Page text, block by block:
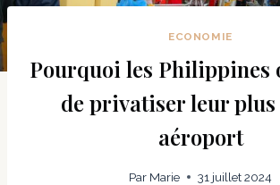
ECONOMIE
Pourquoi les Philippines
de privatiser leur
aéroport
Par Marie 31 juillet 2024